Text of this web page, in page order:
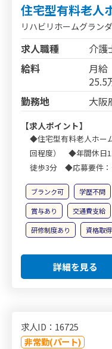
住宅型有料老人
リハビリホームグラン
求人職種
介護
給料
月給
25.5
勤務地
大阪
【求人ポイント】
◆住宅型有料老人ホー
回程度） ◆年間休日
徒歩3分 ◆応募要件：
ブランク可 学歴不問
賞与あり
交通費支給
研修制度あり
資格取
詳細を見る
求人ID：16725
非常勤(パート)